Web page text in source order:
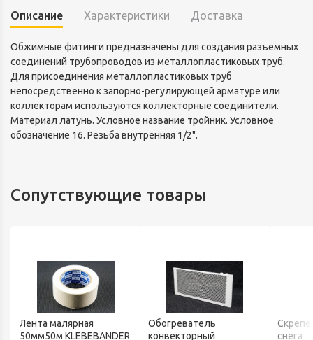
Описание Характеристики Доставка
Обжимные фитинги предназначены для создания разъемных
соединений трубопроводов из металлопластиковых труб.
Для присоединения металлопластиковых труб
непосредственно к запорно-регулирующей арматуре или
коллекторам используются коллекторные соединители.
Материал латунь. Условное название тройник. Условное
обозначение 16. Резьба внутренняя 1/2".
Сопутствующие товары
Лента малярная
50мм50м KLEBEBANDER
Обогреватель
конвекторный
снега